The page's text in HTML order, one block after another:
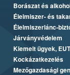
Borászat és
Élelmiszer- és
Élelmiszerlánc-
Járványvédelem
Kiemelt ügyek,
Kockázatkezelés
Mezőgazdasági